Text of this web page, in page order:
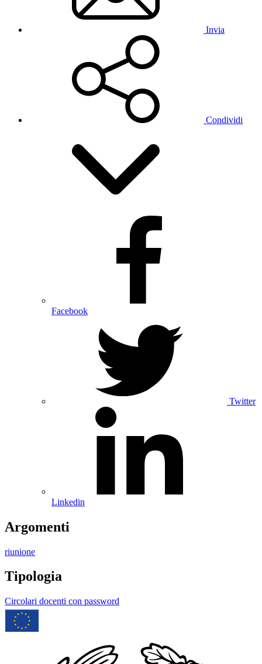
Invia
Condividi
Facebook
Twitter
Linkedin
Argomenti
riunione
Tipologia
Circolari docenti con password